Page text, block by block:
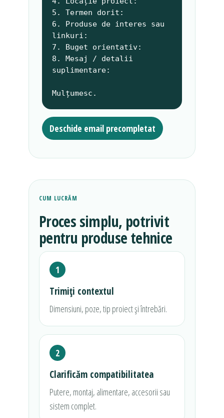
5. Termen dorit:
6. Produse de interes sau
linkuri:
7. Buget orientativ:
8. Mesaj / detalii
suplimentare:
Mulțumesc.
Deschide email precompletat
CUM LUCRĂM
Proces simplu, potrivit
pentru produse tehnice
1
Trimiți contextul
Dimensiuni, poze, tip proiect și întrebări.
2
Clarificăm compatibilitatea
Putere, montaj, alimentare, accesorii sau
sistem complet.